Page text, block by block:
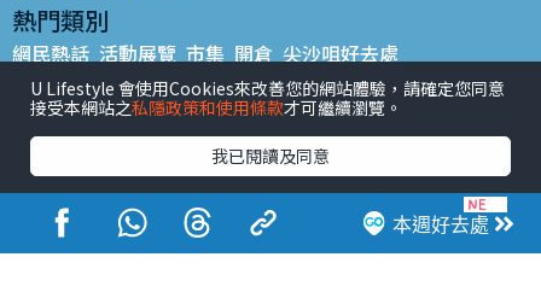
本週好去處
熱門類別
網民熱話 活動展覽 市集 開倉 尖沙咀好去處
銅鑼灣好去處 元朗好去處 荃灣好去處 旺角好去處 社會
餐廳情報 戶外郊遊
熱門標籤
#UGO搵好去處 #人氣活動推介 #美食社群熱話
#親子玩樂好去處
#ULifestyle應用程式
#限時搶
#UJetso禮物放送
#ULifestyle商戶中心 #著數 #網絡熱話
U Lifestyle 會使用Cookies來改善您的網站體驗，請確定您同意
接受本網站之私隱政策和使用條款才可繼續瀏覽。
我已閱讀及同意